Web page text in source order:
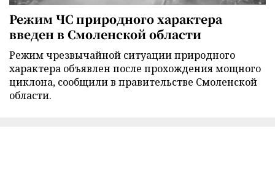
Режим ЧС природного характера
введен в Смоленской области
Режим чрезвычайной ситуации природного
характера объявлен после прохождения мощного
циклона, сообщили в правительстве Смоленской
области.